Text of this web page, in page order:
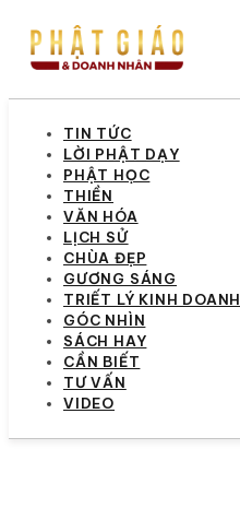
TIN TỨC
LỜI PHẬT DẠY
PHẬT HỌC
THIỀN
VĂN HÓA
LỊCH SỬ
CHÙA ĐẸP
GƯƠNG SÁNG
TRIẾT LÝ KINH DOANH
GÓC NHÌN
SÁCH HAY
CẦN BIẾT
TƯ VẤN
VIDEO